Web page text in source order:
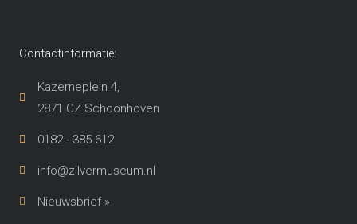
Contactinformatie:
Kazerneplein 4,
2871 CZ Schoonhoven​
0182 - 385 612
info@zilvermuseum.nl
Nieuwsbrief »